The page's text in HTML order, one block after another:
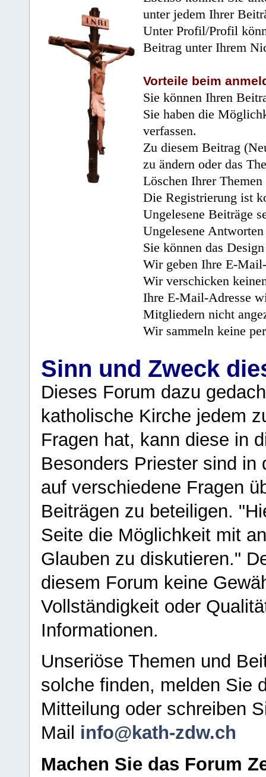
unter jedem Ihrer
Unter Profil/Profil
Beitrag unter Ihrem
Vorteile beim
Sie können Ihren
Sie haben die
verfassen.
Zu diesem Beitrag
zu ändern oder das
Löschen Ihrer
Die Registrierung ist
Ungelesene Beiträge
Ungelesene
Sie können das
Wir geben Ihre E-
Wir verschicken
Ihre E-Mail-Adresse
Mitgliedern nicht
Wir sammeln keine
Sinn und Zweck
Dieses Forum dazu
katholische Kirche jedem
Fragen hat, kann diese in
Besonders Priester sind in
auf verschiedene Fragen
Beiträgen zu beteiligen.
Seite die Möglichkeit mit
Glauben zu diskutieren."
diesem Forum keine
Vollständigkeit oder
Informationen.
Unseriöse Themen und
solche finden, melden Sie
Mitteilung oder schreiben
Mail info@kath-zdw.ch
Machen Sie das Forum